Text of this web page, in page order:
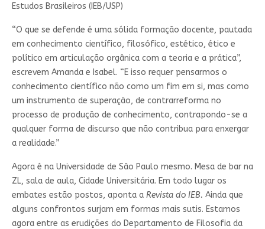
Estudos Brasileiros (IEB/USP)
“O que se defende é uma sólida formação docente, pautada
em conhecimento científico, filosófico, estético, ético e
político em articulação orgânica com a teoria e a prática”,
escrevem Amanda e Isabel. “E isso requer pensarmos o
conhecimento científico não como um fim em si, mas como
um instrumento de superação, de contrarreforma no
processo de produção de conhecimento, contrapondo-se a
qualquer forma de discurso que não contribua para enxergar
a realidade.”
Agora é na Universidade de São Paulo mesmo. Mesa de bar na
ZL, sala de aula, Cidade Universitária. Em todo lugar os
embates estão postos, aponta a Revista do IEB. Ainda que
alguns confrontos surjam em formas mais sutis. Estamos
agora entre as erudições do Departamento de Filosofia da